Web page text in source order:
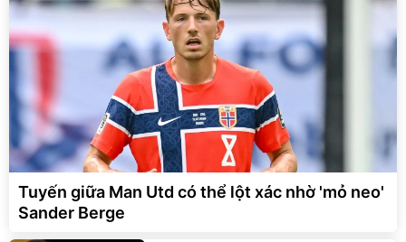
Tuyến giữa Man Utd có thể lột xác nhờ 'mỏ neo'
Sander Berge